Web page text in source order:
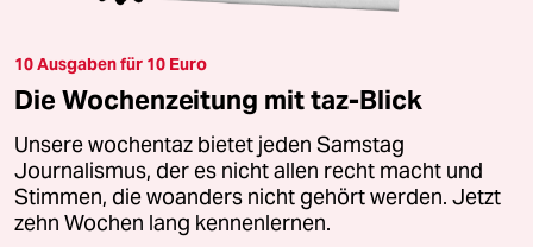
10 Ausgaben für 10 Euro
Die Wochenzeitung mit taz-Blick
Unsere wochentaz bietet jeden Samstag
Journalismus, der es nicht allen recht macht und
Stimmen, die woanders nicht gehört werden. Jetzt
zehn Wochen lang kennenlernen.